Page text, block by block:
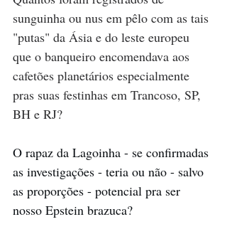
sunguinha ou nus em pêlo com as tais
"putas" da Ásia e do leste europeu
que o banqueiro encomendava aos
cafetões planetários especialmente
pras suas festinhas em Trancoso, SP,
BH e RJ?
O rapaz da Lagoinha - se confirmadas
as investigações - teria ou não - salvo
as proporções - potencial pra ser
nosso Epstein brazuca?